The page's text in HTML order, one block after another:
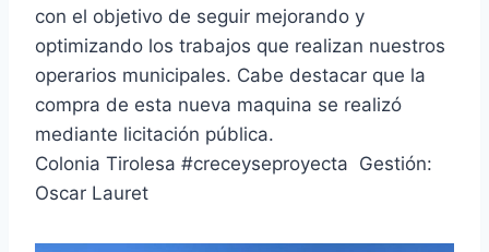
con el objetivo de seguir mejorando y
optimizando los trabajos que realizan nuestros
operarios municipales. Cabe destacar que la
compra de esta nueva maquina se realizó
mediante licitación pública.
Colonia Tirolesa #creceyseproyecta Gestión:
Oscar Lauret